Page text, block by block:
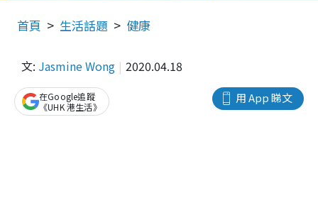
首頁 生活話題 健康
文: Jasmine Wong 2020.04.18
用 App 睇文
在Google追蹤
《UHK 港生活》